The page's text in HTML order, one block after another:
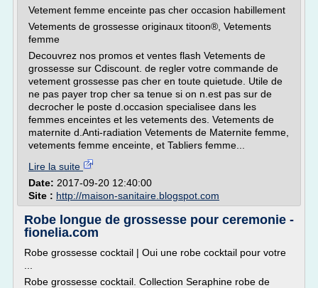
Vetement femme enceinte pas cher occasion habillement
Vetements de grossesse originaux titoon®, Vetements
femme
Decouvrez nos promos et ventes flash Vetements de
grossesse sur Cdiscount. de regler votre commande de
vetement grossesse pas cher en toute quietude. Utile de
ne pas payer trop cher sa tenue si on n.est pas sur de
decrocher le poste d.occasion specialisee dans les
femmes enceintes et les vetements des. Vetements de
maternite d.Anti-radiation Vetements de Maternite femme,
vetements femme enceinte, et Tabliers femme...
Lire la suite
Date: 2017-09-20 12:40:00
Site : http://maison-sanitaire.blogspot.com
Robe longue de grossesse pour ceremonie -
fionelia.com
Robe grossesse cocktail | Oui une robe cocktail pour votre
Robe grossesse cocktail. Collection Seraphine robe de